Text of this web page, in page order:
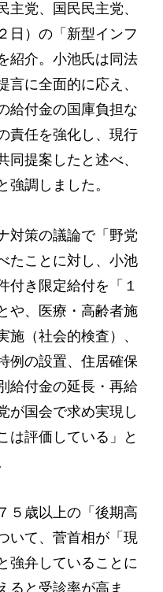
党、国民民主党、
日）の「新型インフ
紹介。小池氏は同法
言に全面的に応え、
給付金の国庫負担な
責任を強化し、現行
同提案したと述べ、
強調しました。
対策の議論で「野党
たことに対し、小池
付き限定給付を「１
や、医療・高齢者施
施（社会的検査）、
例の設置、住居確保
給付金の延長・再給
が国会で求め実現し
は評価している」と
５歳以上の「後期高
いて、菅首相が「現
強弁していることに
ると受診率が高ま